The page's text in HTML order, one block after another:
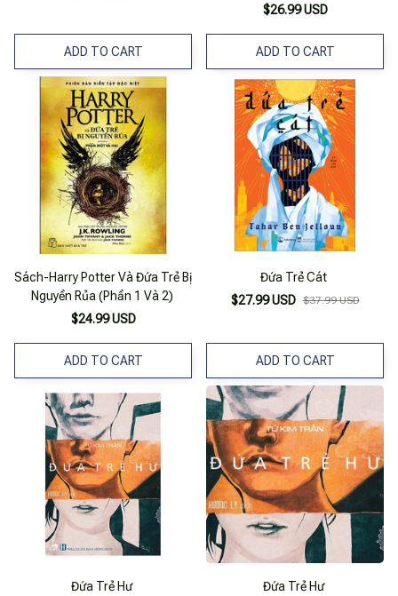
ADD TO CART
$26.99 USD
ADD TO CART
Sách-Harry Potter Và Đứa Trẻ Bị
Nguyền Rủa (Phần 1 Và 2)
$24.99 USD
ADD TO CART
Đứa Trẻ Cát
$27.99 USD $37.99 USD
ADD TO CART
Đứa Trẻ Hư
Đứa Trẻ Hư